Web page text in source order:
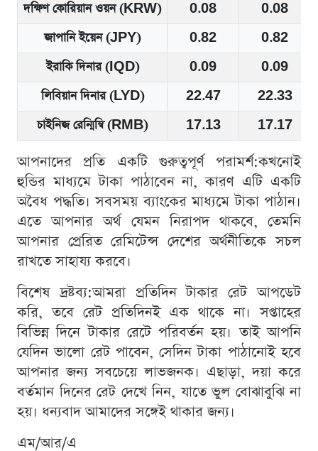
দক্ষিণ কোরিয়ান ওয়ন (KRW)
0.08 0.08
জাপানি ইয়েন (JPY)
0.82 0.82
ইরাকি দিনার (IQD)
0.09 0.09
লিবিয়ান দিনার (LYD)
22.47
22.33
চাইনিজ রেন্মিন্বি (RMB)
17.13 17.17
আপনাদের প্রতি একটি গুরুত্বপূর্ণ পরামর্শ:কখনোই
হুন্ডির মাধ্যমে টাকা পাঠাবেন না, কারণ এটি একটি
অবৈধ পদ্ধতি। সবসময় ব্যাংকের মাধ্যমে টাকা পাঠান।
এতে আপনার অর্থ যেমন নিরাপদ থাকবে, তেমনি
আপনার প্রেরিত রেমিটেন্স দেশের অর্থনীতিকে সচল
রাখতে সাহায্য করবে।
বিশেষ দ্রষ্টব্য:আমরা প্রতিদিন টাকার রেট আপডেট
করি, তবে রেট প্রতিদিনই এক থাকে না। সপ্তাহের
বিভিন্ন দিনে টাকার রেটে পরিবর্তন হয়। তাই আপনি
যেদিন ভালো রেট পাবেন, সেদিন টাকা পাঠানোই হবে
আপনার জন্য সবচেয়ে লাভজনক। এছাড়া, দয়া করে
বর্তমান দিনের রেট দেখে নিন, যাতে ভুল বোঝাবুঝি না
হয়। ধন্যবাদ আমাদের সঙ্গেই থাকার জন্য।
এম/আর/এ